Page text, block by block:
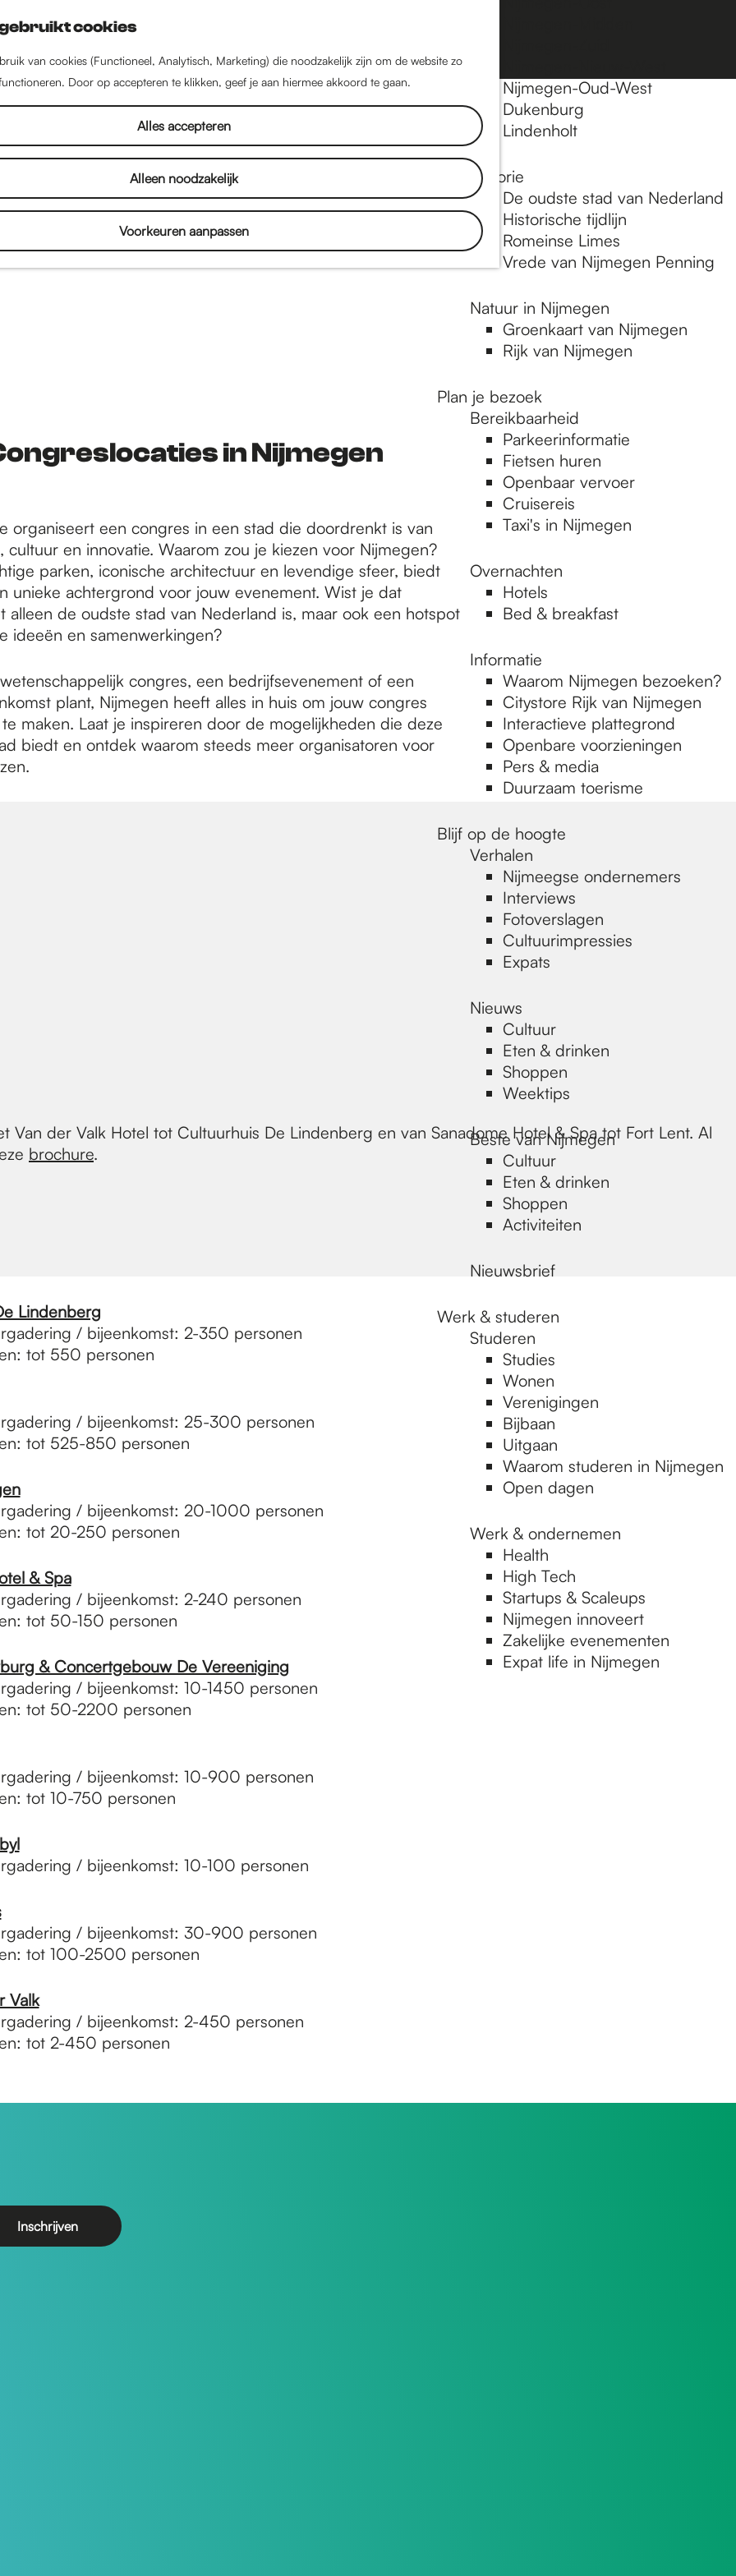
cookies
van cookies (Functioneel, Analytisch, Marketing) die noodzakelijk zijn om de website zo
Door op accepteren te klikken, geef je aan hiermee akkoord te gaan.
Alles accepteren
Alleen noodzakelijk
Voorkeuren aanpassen
o
e
k
n
a
a
r
M
n
Nijmegen-Oud-West
Dukenburg
Lindenholt
Historie
De oudste stad van Nederland
Historische tijdlijn
Romeinse Limes
Vrede van Nijmegen Penning
Natuur in Nijmegen
Groenkaart van Nijmegen
Rijk van Nijmegen
Plan je bezoek
Bereikbaarheid
Parkeerinformatie
Fietsen huren
Openbaar vervoer
Cruisereis
Taxi's in Nijmegen
Overnachten
Hotels
Bed & breakfast
Informatie
Waarom Nijmegen bezoeken?
Citystore Rijk van Nijmegen
Interactieve plattegrond
Openbare voorzieningen
Pers & media
Duurzaam toerisme
Blijf op de hoogte
Verhalen
Nijmeegse ondernemers
Interviews
Fotoverslagen
Cultuurimpressies
Expats
Nieuws
Cultuur
Eten & drinken
Shoppen
Weektips
Beste van Nijmegen
Cultuur
Eten & drinken
Shoppen
Activiteiten
Nieuwsbrief
Werk & studeren
Studeren
Studies
Wonen
Verenigingen
Bijbaan
Uitgaan
Waarom studeren in Nijmegen
Open dagen
Werk & ondernemen
Health
High Tech
Startups & Scaleups
Nijmegen innoveert
Zakelijke evenementen
Expat life in Nijmegen
in Nijmegen
organiseert een congres in een stad die doordrenkt is van
cultuur en innovatie. Waarom zou je kiezen voor Nijmegen?
parken, iconische architectuur en levendige sfeer, biedt
unieke achtergrond voor jouw evenement. Wist je dat
alleen de oudste stad van Nederland is, maar ook een hotspot
ideeën en samenwerkingen?
congres, een bedrijfsevenement of een
plant, Nijmegen heeft alles in huis om jouw congres
maken. Laat je inspireren door de mogelijkheden die deze
biedt en ontdek waarom steeds meer organisatoren voor
Van der Valk Hotel tot Cultuurhuis De Lindenberg en van Sanadome Hotel & Spa tot Fort Lent. Al
brochure.
Lindenberg
/ bijeenkomst: 2-350 personen
tot 550 personen
/ bijeenkomst: 25-300 personen
tot 525-850 personen
/ bijeenkomst: 20-1000 personen
tot 20-250 personen
& Spa
/ bijeenkomst: 2-240 personen
tot 50-150 personen
& Concertgebouw De Vereeniging
/ bijeenkomst: 10-1450 personen
tot 50-2200 personen
/ bijeenkomst: 10-900 personen
tot 10-750 personen
/ bijeenkomst: 10-100 personen
/ bijeenkomst: 30-900 personen
tot 100-2500 personen
Valk
/ bijeenkomst: 2-450 personen
tot 2-450 personen